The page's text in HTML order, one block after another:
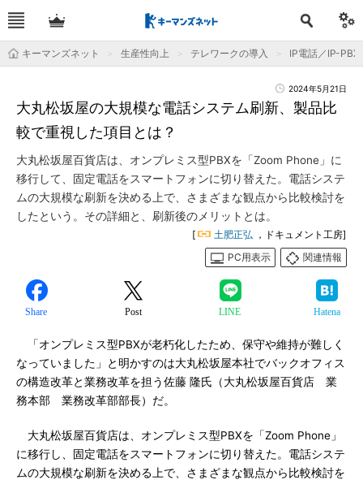
キーマンズネット 生産性向上 テレワークの導入 IP電話／IP-PBX
2024年5月21日
大丸松坂屋の大規模な電話システム刷新、製品比
較で重視した項目とは？
大丸松坂屋百貨店は、オンプレミス型PBXを「Zoom Phone」に
移行して、固定電話をスマートフォンに切り替えた。電話システ
ムの大規模な刷新を決める上で、さまざまな観点から比較検討を
したという。その詳細と、刷新後のメリットとは。
[ 土肥正弘 ，ドキュメント工房]
PC用表示
関連情報
Share Post LINE Hatena
「オンプレミス型PBXが老朽化したため、保守や維持が難しく
なっていました」と明かすのは大丸松坂屋本社でバックオフィス
の構造改革と業務改革を担う佐藤 隆氏（大丸松坂屋百貨店 業
務本部 業務改革部部長）だ。
大丸松坂屋百貨店は、オンプレミス型PBXを「Zoom Phone」
に移行し、固定電話をスマートフォンに切り替えた。電話システ
ムの大規模な刷新を決める上で、さまざまな観点から比較検討を